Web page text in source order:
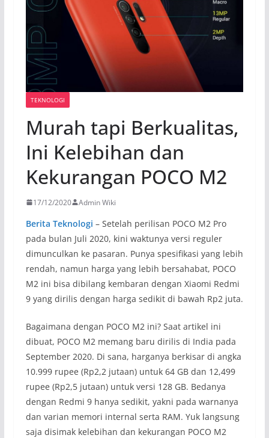
TEKNOLOGI
Murah tapi Berkualitas,
Ini Kelebihan dan
Kekurangan POCO M2
17/12/2020 Admin Wiki
Berita Teknologi – Setelah perilisan POCO M2 Pro
pada bulan Juli 2020, kini waktunya versi reguler
dimunculkan ke pasaran. Punya spesifikasi yang lebih
rendah, namun harga yang lebih bersahabat, POCO
M2 ini bisa dibilang kembaran dengan Xiaomi Redmi
9 yang dirilis dengan harga sedikit di bawah Rp2 juta.
Bagaimana dengan POCO M2 ini? Saat artikel ini
dibuat, POCO M2 memang baru dirilis di India pada
September 2020. Di sana, harganya berkisar di angka
10.999 rupee (Rp2,2 jutaan) untuk 64 GB dan 12,499
rupee (Rp2,5 jutaan) untuk versi 128 GB. Bedanya
dengan Redmi 9 hanya sedikit, yakni pada warnanya
dan varian memori internal serta RAM. Yuk langsung
saja disimak kelebihan dan kekurangan POCO M2